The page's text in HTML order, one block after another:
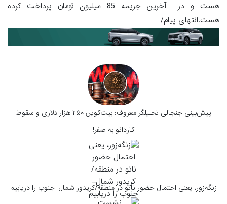
هست و در آخرین جریمه 85 میلیون تومان پرداخت کرده
هست.انتهای پیام/
پیش‌بینی جنجالی تحلیلگر معروف: بیت‌کوین ۲۵۰ هزار دلاری و سقوط
کاردانو به صفر!
زنگه‌زور، یعنی احتمال حضور ناتو در منطقه/کریدور شمال–جنوب را دریابیم